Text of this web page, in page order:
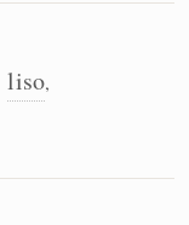
liso,